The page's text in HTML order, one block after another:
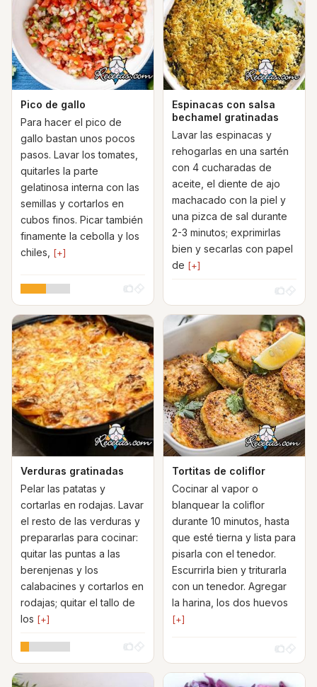
Pico de gallo
Para hacer el pico de
gallo bastan unos pocos
pasos. Lavar los tomates,
quitarles la parte
gelatinosa interna con las
semillas y cortarlos en
cubos finos. Picar también
finamente la cebolla y los
chiles, [+]
Espinacas con salsa
bechamel gratinadas
Lavar las espinacas y
rehogarlas en una sartén
con 4 cucharadas de
aceite, el diente de ajo
machacado con la piel y
una pizca de sal durante
2-3 minutos; exprimirlas
bien y secarlas con papel
de [+]
Verduras gratinadas
Pelar las patatas y
cortarlas en rodajas. Lavar
el resto de las verduras y
prepararlas para cocinar:
quitar las puntas a las
berenjenas y los
calabacines y cortarlos en
rodajas; quitar el tallo de
los [+]
Tortitas de coliflor
Cocinar al vapor o
blanquear la coliflor
durante 10 minutos, hasta
que esté tierna y lista para
pisarla con el tenedor.
Escurrirla bien y triturarla
con un tenedor. Agregar
la harina, los dos huevos
[+]